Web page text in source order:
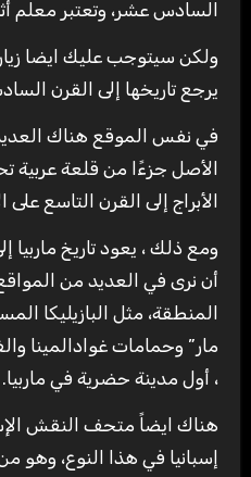
السادس عشر، وتعتبر معلم
ولكن سيتوجب عليك ايضا
يرجع تاريخها إلى القرن
في نفس الموقع هناك
الأصل جزءًا من قلعة عربية
الأبراج إلى القرن التاسع على
ومع ذلك ، يعود تاريخ ماربيا
أن نرى في العديد من
المنطقة، مثل البازيليكا
مار” وحمامات غوادالمينا
، أول مدينة حضرية في ماربيا.
هناك ايضاً متحف النقش
إسبانيا في هذا النوع، وهو